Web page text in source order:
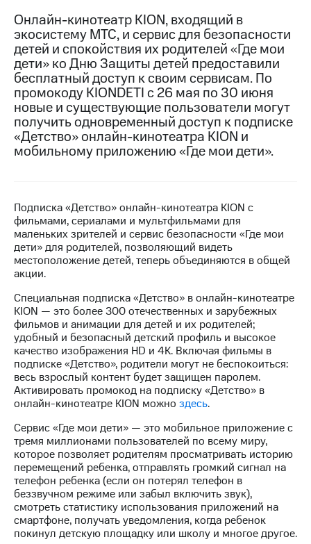
Медиа-центр
Пресс-
релизы
МТС
о технологиях
Достижения
Интервью
Контакты
Пригласить
спикера
и акционерам
управление
Корпоративный
секретарь
Раскрытие
информации
Информация
акционерам
Документы
"МТС"
Собрания
акционеров
Личный
кабинет
акционера
Акционерный
капитал
Контроль
Онлайн-кинотеатр KION, входящий в
экосистему МТС, и сервис для безопасности
детей и спокойствия их родителей «Где мои
дети» ко Дню Защиты детей предоставили
бесплатный доступ к своим сервисам. По
промокоду KIONDETI с 26 мая по 30 июня
новые и существующие пользователи могут
получить одновременный доступ к подписке
«Детство» онлайн-кинотеатра KION и
мобильному приложению «Где мои дети».
Подписка «Детство» онлайн-кинотеатра KION с
фильмами, сериалами и мультфильмами для
маленьких зрителей и сервис безопасности «Где мои
дети» для родителей, позволяющий видеть
местоположение детей, теперь объединяются в общей
акции.
Специальная подписка «Детство» в онлайн-кинотеатре
KION — это более 300 отечественных и зарубежных
фильмов и анимации для детей и их родителей;
удобный и безопасный детский профиль и высокое
качество изображения HD и 4K. Включая фильмы в
подписке «Детство», родители могут не беспокоиться:
весь взрослый контент будет защищен паролем.
Активировать промокод на подписку «Детство» в
онлайн-кинотеатре KION можно здесь.
Сервис «Где мои дети» — это мобильное приложение с
тремя миллионами пользователей по всему миру,
которое позволяет родителям просматривать историю
перемещений ребенка, отправлять громкий сигнал на
телефон ребенка (если он потерял телефон в
беззвучном режиме или забыл включить звук),
смотреть статистику использования приложений на
смартфоне, получать уведомления, когда ребенок
покинул детскую площадку или школу и многое другое.